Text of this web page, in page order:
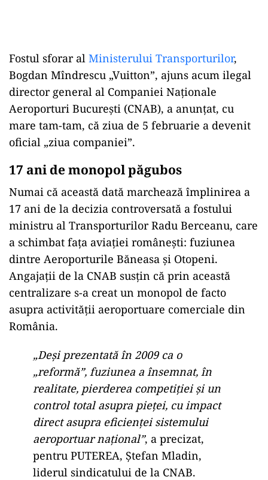
Fostul sforar al Ministerului Transporturilor,
Bogdan Mîndrescu „Vuitton”, ajuns acum ilegal
director general al Companiei Naționale
Aeroporturi București (CNAB), a anunțat, cu
mare tam-tam, că ziua de 5 februarie a devenit
oficial „ziua companiei”.
17 ani de monopol păgubos
Numai că această dată marchează împlinirea a
17 ani de la decizia controversată a fostului
ministru al Transporturilor Radu Berceanu, care
a schimbat fața aviației românești: fuziunea
dintre Aeroporturile Băneasa și Otopeni.
Angajații de la CNAB susțin că prin această
centralizare s-a creat un monopol de facto
asupra activității aeroportuare comerciale din
România.
„Deși prezentată în 2009 ca o
„reformă”, fuziunea a însemnat, în
realitate, pierderea competiției și un
control total asupra pieței, cu impact
direct asupra eficienței sistemului
aeroportuar național”, a precizat,
pentru PUTEREA, Ștefan Mladin,
liderul sindicatului de la CNAB.